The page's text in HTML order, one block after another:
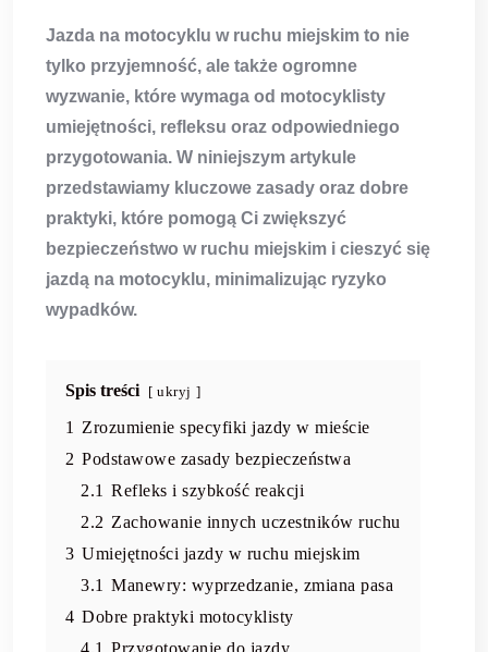
Jazda na motocyklu w ruchu miejskim to nie
tylko przyjemność, ale także ogromne
wyzwanie, które wymaga od motocyklisty
umiejętności, refleksu oraz odpowiedniego
przygotowania. W niniejszym artykule
przedstawiamy kluczowe zasady oraz dobre
praktyki, które pomogą Ci zwiększyć
bezpieczeństwo w ruchu miejskim i cieszyć się
jazdą na motocyklu, minimalizując ryzyko
wypadków.
Spis treści ukryj
1 Zrozumienie specyfiki jazdy w mieście
2 Podstawowe zasady bezpieczeństwa
2.1 Refleks i szybkość reakcji
2.2 Zachowanie innych uczestników ruchu
3 Umiejętności jazdy w ruchu miejskim
3.1 Manewry: wyprzedzanie, zmiana pasa
4 Dobre praktyki motocyklisty